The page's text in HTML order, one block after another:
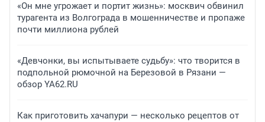
«Он мне угрожает и портит жизнь»: москвич обвинил
турагента из Волгограда в мошенничестве и пропаже
почти миллиона рублей
«Девчонки, вы испытываете судьбу»: что творится в
подпольной рюмочной на Березовой в Рязани —
обзор YA62.RU
Как приготовить хачапури — несколько рецептов от